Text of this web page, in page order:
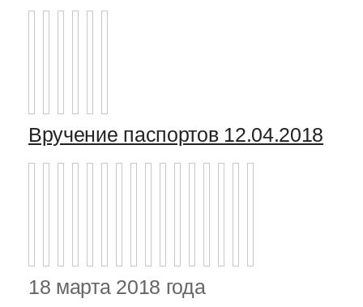
Вручение паспортов 12.04.2018
18 марта 2018 года